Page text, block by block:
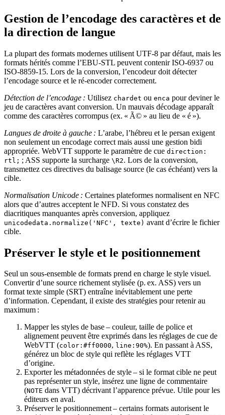
Gestion de l’encodage des caractères et de
la direction de langue
La plupart des formats modernes utilisent UTF‑8 par défaut, mais les
formats hérités comme l’EBU‑STL peuvent contenir ISO‑6937 ou
ISO‑8859‑15. Lors de la conversion, l’encodeur doit détecter
l’encodage source et le ré‑encoder correctement.
Détection de l’encodage : Utilisez chardet ou enca pour deviner le
jeu de caractères avant conversion. Un mauvais décodage apparaît
comme des caractères corrompus (ex. « Ã© » au lieu de « é »).
Langues de droite à gauche : L’arabe, l’hébreu et le persan exigent
non seulement un encodage correct mais aussi une gestion bidi
appropriée. WebVTT supporte le paramètre de cue direction:
rtl; ; ASS supporte la surcharge \R2. Lors de la conversion,
transmettez ces directives du balisage source (le cas échéant) vers la
cible.
Normalisation Unicode : Certaines plateformes normalisent en NFC
alors que d’autres acceptent le NFD. Si vous constatez des
diacritiques manquantes après conversion, appliquez
unicodedata.normalize('NFC', texte) avant d’écrire le fichier
cible.
Préserver le style et le positionnement
Seul un sous‑ensemble de formats prend en charge le style visuel.
Convertir d’une source richement stylisée (p. ex. ASS) vers un
format texte simple (SRT) entraîne inévitablement une perte
d’information. Cependant, il existe des stratégies pour retenir au
maximum :
Mapper les styles de base– couleur, taille de police et
alignement peuvent être exprimés dans les réglages de cue de
WebVTT (color:#ff0000, line:90%). En passant à ASS,
générez un bloc de style qui reflète les réglages VTT
d’origine.
Exporter les métadonnées de style– si le format cible ne peut
pas représenter un style, insérez une ligne de commentaire
(NOTE dans VTT) décrivant l’apparence prévue. Utile pour les
éditeurs en aval.
Préserver le positionnement– certains formats autorisent le